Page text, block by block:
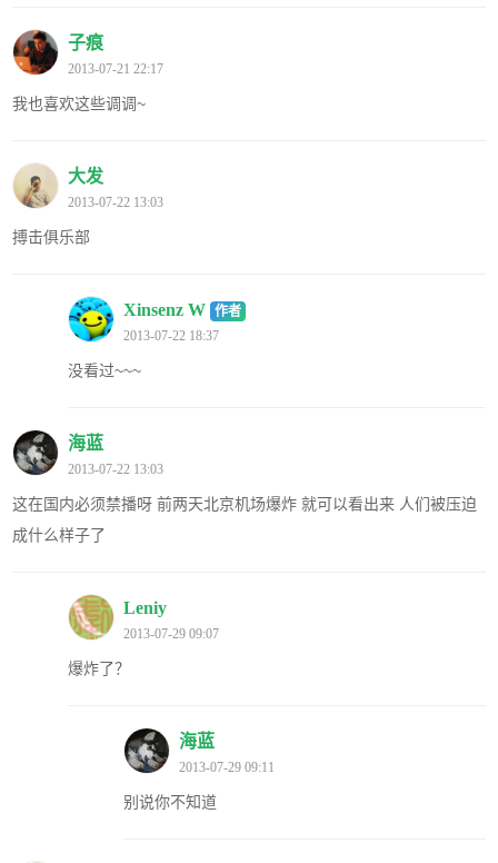
子痕
2013-07-21 22:17
我也喜欢这些调调~
大发
2013-07-22 13:03
搏击俱乐部
Xinsenz W 作者
2013-07-22 18:37
没看过~~~
海蓝
2013-07-22 13:03
这在国内必须禁播呀 前两天北京机场爆炸 就可以看出来 人们被压迫
成什么样子了
Leniy
2013-07-29 09:07
爆炸了？
海蓝
2013-07-29 09:11
别说你不知道